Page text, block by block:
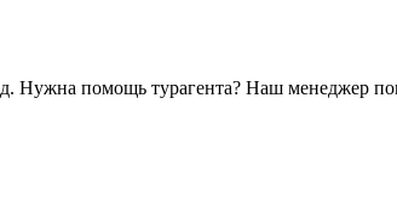
Нужна помощь турагента? Наш менеджер